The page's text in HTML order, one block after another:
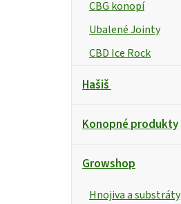
CBG konopí
Ubalené Jointy
CBD Ice Rock
Hašiš
Konopné produkty
Growshop
Hnojiva a substráty